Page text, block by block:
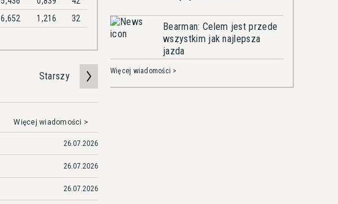
6,652 1,216 32
Starszy
Więcej wiadomości >
26.07.2026
26.07.2026
26.07.2026
Bearman: Celem jest przede
wszystkim jak najlepsza
jazda
Więcej wiadomości >